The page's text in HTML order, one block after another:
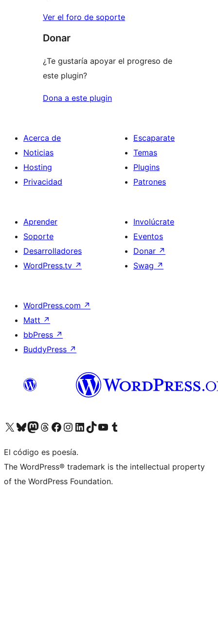
Ver el foro de soporte
Donar
¿Te gustaría apoyar el progreso de
este plugin?
Dona a este plugin
Acerca de
Noticias
Hosting
Privacidad
Escaparate
Temas
Plugins
Patrones
Aprender
Soporte
Desarrolladores
WordPress.tv ↗
Involúcrate
Eventos
Donar ↗
Swag ↗
WordPress.com ↗
Matt ↗
bbPress ↗
BuddyPress ↗
Visita nuestra cuenta de X (anteriormente Twitter)
Visita nuestra cuenta de Bluesky
Visita nuestra cuenta de Mastodon
Visita nuestra cuenta de Threads
Visita nuestra página de Facebook
Visita nuestra cuenta de Instagram
Visita nuestra cuenta de LinkedIn
Visita nuestra cuenta de TikTok
Visita nuestro canal de YouTube
Visita nuestra cuenta de Tumblr
El código es poesía.
The WordPress® trademark is the intellectual property
of the WordPress Foundation.